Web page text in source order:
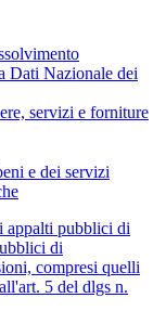
Dati Nazionale dei
servizi e forniture
e dei servizi
appalti pubblici di
di
compresi quelli
5 del dlgs n.